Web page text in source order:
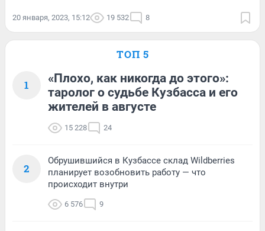
20 января, 2023, 15:12 19 532 8
ТОП 5
1
«Плохо, как никогда до этого»:
таролог о судьбе Кузбасса и его
жителей в августе
15 228 24
2
Обрушившийся в Кузбассе склад Wildberries
планирует возобновить работу — что
происходит внутри
6 576 9